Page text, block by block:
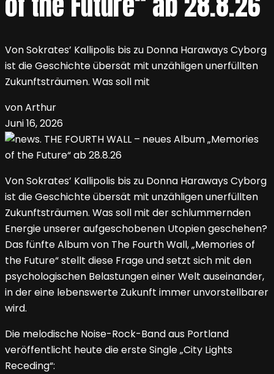
Von Sokrates’ Kallipolis bis zu Donna Haraways Cyborg
ist die Geschichte übersät mit unzähligen unerfüllten
Zukunftsträumen. Was soll mit
von Arthur
Juni 16, 2026
Von Sokrates’ Kallipolis bis zu Donna Haraways Cyborg
ist die Geschichte übersät mit unzähligen unerfüllten
Zukunftsträumen. Was soll mit der schlummernden
Energie unserer aufgeschobenen Utopien geschehen?
Das fünfte Album von The Fourth Wall, „Memories of
the Future“ stellt diese Frage und setzt sich mit den
psychologischen Belastungen einer Welt auseinander,
in der eine lebenswerte Zukunft immer unvorstellbarer
wird.
Die melodische Noise-Rock-Band aus Portland
veröffentlicht heute die erste Single „City Lights
Receding“: